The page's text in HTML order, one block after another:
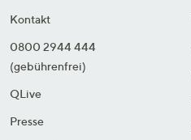
Kontakt
0800 2944 444
(gebührenfrei)
QLive
Presse